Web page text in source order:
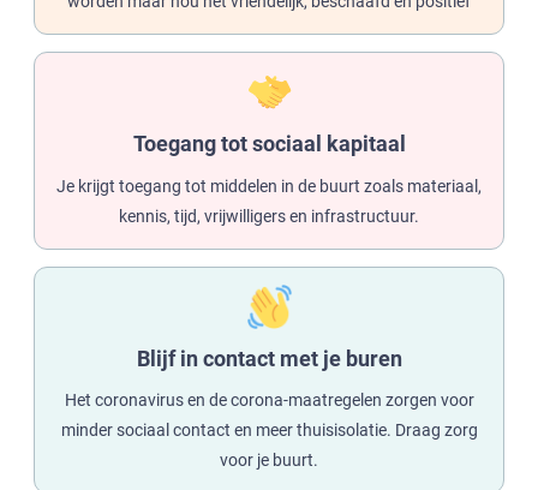
Toegang tot sociaal kapitaal
Je krijgt toegang tot middelen in de buurt zoals materiaal,
kennis, tijd, vrijwilligers en infrastructuur.
Blijf in contact met je buren
Het coronavirus en de corona-maatregelen zorgen voor
minder sociaal contact en meer thuisisolatie. Draag zorg
voor je buurt.